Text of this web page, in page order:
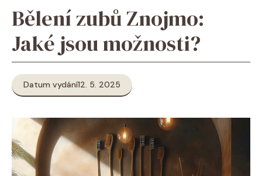
Bělení zubů Znojmo:
Jaké jsou možnosti?
Datum vydání12. 5. 2025